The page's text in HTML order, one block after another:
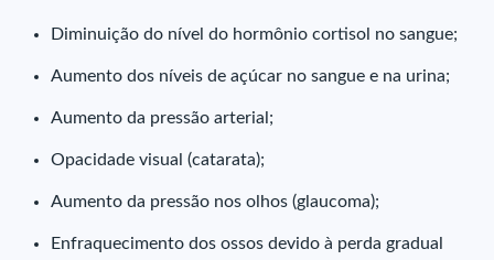
Diminuição do nível do hormônio cortisol no sangue;
Aumento dos níveis de açúcar no sangue e na urina;
Aumento da pressão arterial;
Opacidade visual (catarata);
Aumento da pressão nos olhos (glaucoma);
Enfraquecimento dos ossos devido à perda gradual